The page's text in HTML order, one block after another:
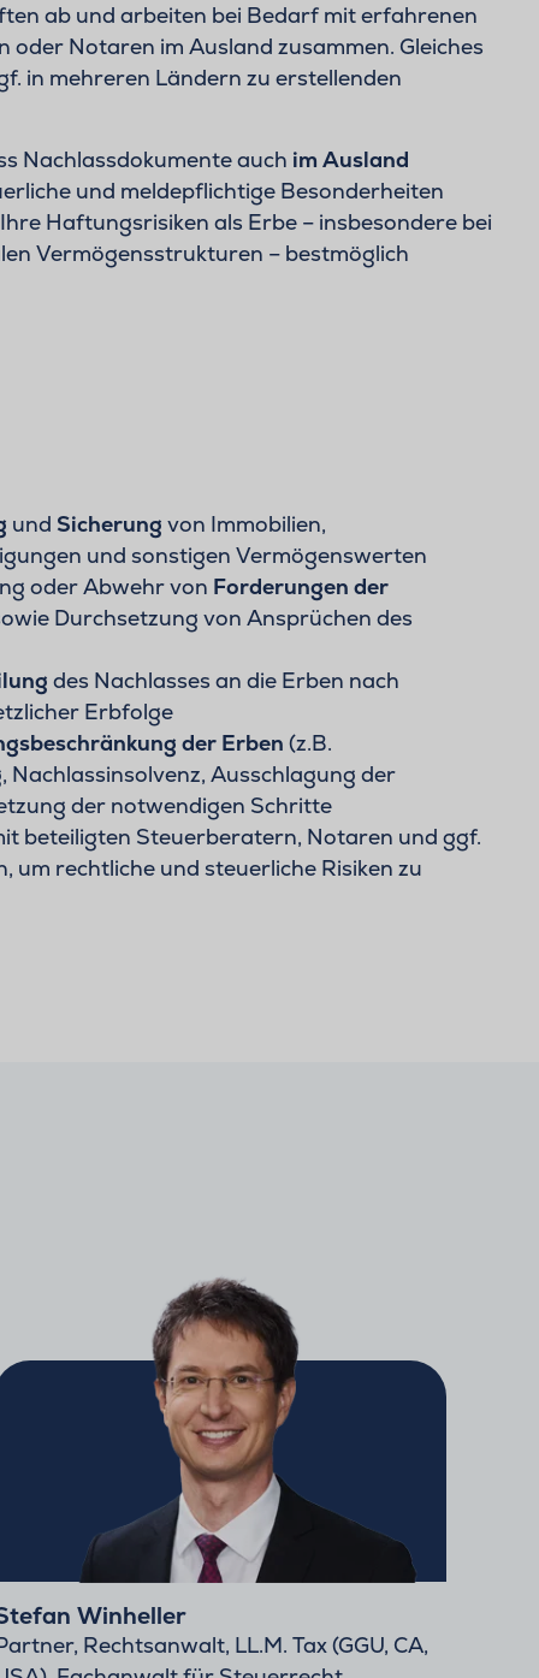
ab und arbeiten bei Bedarf mit erfahrenen
oder Notaren im Ausland zusammen. Gleiches
in mehreren Ländern zu erstellenden
Nachlassdokumente auch im Ausland
und meldepflichtige Besonderheiten
Haftungsrisiken als Erbe – insbesondere bei
Vermögensstrukturen – bestmöglich
und Sicherung von Immobilien,
und sonstigen Vermögenswerten
oder Abwehr von Forderungen der
Durchsetzung von Ansprüchen des
des Nachlasses an die Erben nach
Erbfolge
der Erben (z.B.
Ausschlagung der
der notwendigen Schritte
beteiligten Steuerberatern, Notaren und ggf.
um rechtliche und steuerliche Risiken zu
Winheller
Rechtsanwalt, LL.M. Tax (GGU, CA,